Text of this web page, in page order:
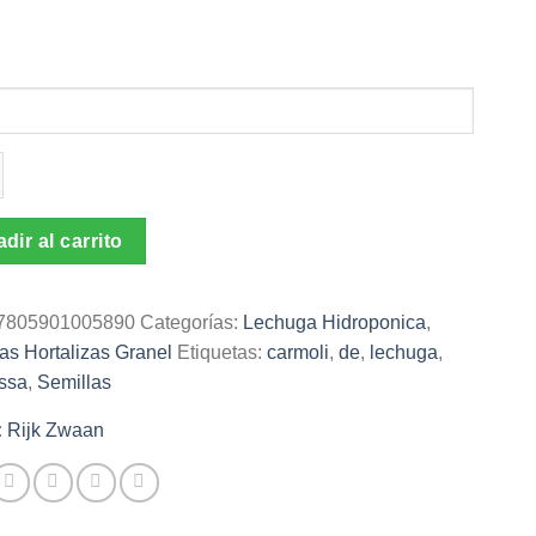
al carrito
Categorías: Lechuga Hidroponica,
Hortalizas Granel Etiquetas: carmoli, de, lechuga,
, Semillas
Rijk Zwaan